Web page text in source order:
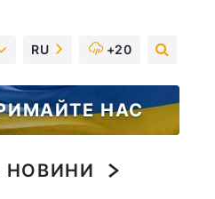
RU +20
НАС
НОВИНИ